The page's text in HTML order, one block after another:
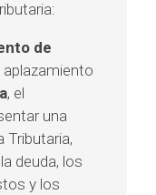
de
aplazamiento
, el
una
Tributaria,
deuda, los
y los